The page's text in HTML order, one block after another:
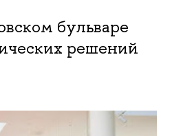
бульваре
решений